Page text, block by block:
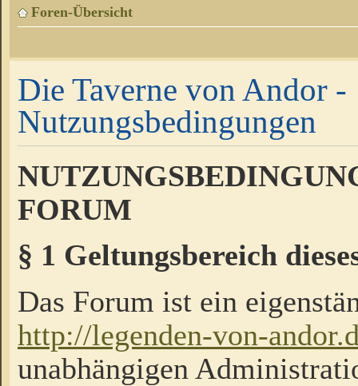
Foren-Übersicht
Die Taverne von Andor -
Nutzungsbedingungen
FORUM
§ 1 Geltungsbereich
Das Forum ist ein
http://legenden-von-
unabhängigen